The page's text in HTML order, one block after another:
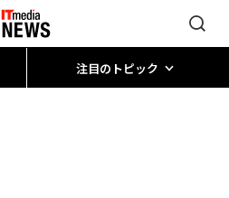
注目のトピック